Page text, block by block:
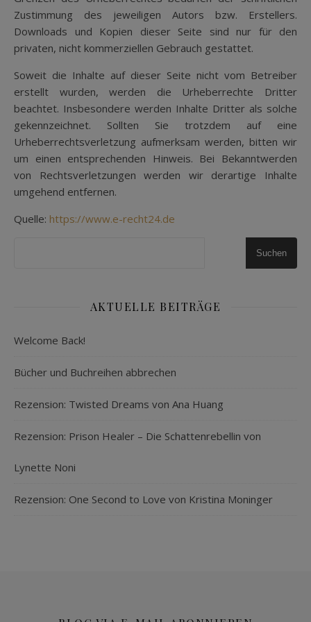
Zustimmung des jeweiligen Autors bzw. Erstellers.
Downloads und Kopien dieser Seite sind nur für den
privaten, nicht kommerziellen Gebrauch gestattet.
Soweit die Inhalte auf dieser Seite nicht vom Betreiber
erstellt wurden, werden die Urheberrechte Dritter
beachtet. Insbesondere werden Inhalte Dritter als solche
gekennzeichnet. Sollten Sie trotzdem auf eine
Urheberrechtsverletzung aufmerksam werden, bitten wir
um einen entsprechenden Hinweis. Bei Bekanntwerden
von Rechtsverletzungen werden wir derartige Inhalte
umgehend entfernen.
Quelle: https://www.e-recht24.de
Suchen
AKTUELLE BEITRÄGE
Welcome Back!
Bücher und Buchreihen abbrechen
Rezension: Twisted Dreams von Ana Huang
Rezension: Prison Healer – Die Schattenrebellin von
Lynette Noni
Rezension: One Second to Love von Kristina Moninger